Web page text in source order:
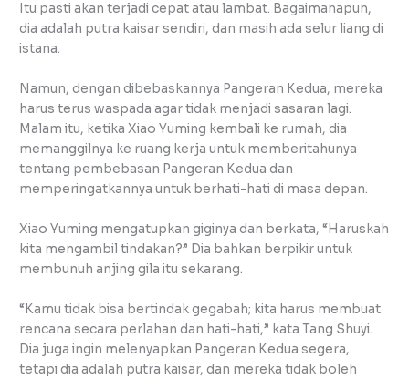
Itu pasti akan terjadi cepat atau lambat. Bagaimanapun,
dia adalah putra kaisar sendiri, dan masih ada selur liang di
istana.
Namun, dengan dibebaskannya Pangeran Kedua, mereka
harus terus waspada agar tidak menjadi sasaran lagi.
Malam itu, ketika Xiao Yuming kembali ke rumah, dia
memanggilnya ke ruang kerja untuk memberitahunya
tentang pembebasan Pangeran Kedua dan
memperingatkannya untuk berhati-hati di masa depan.
Xiao Yuming mengatupkan giginya dan berkata, “Haruskah
kita mengambil tindakan?” Dia bahkan berpikir untuk
membunuh anjing gila itu sekarang.
“Kamu tidak bisa bertindak gegabah; kita harus membuat
rencana secara perlahan dan hati-hati,” kata Tang Shuyi.
Dia juga ingin melenyapkan Pangeran Kedua segera,
tetapi dia adalah putra kaisar, dan mereka tidak boleh